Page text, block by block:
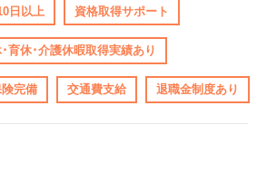
日以上 資格取得サポート
育休･介護休暇取得実績あり
完備 交通費支給 退職金制度あり